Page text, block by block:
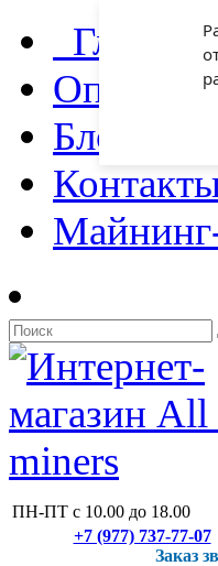
Главная
Оплата и
Блог
ПН-ПТ с 10.00 до 18.00
+7 (977) 737-77-07
Заказ